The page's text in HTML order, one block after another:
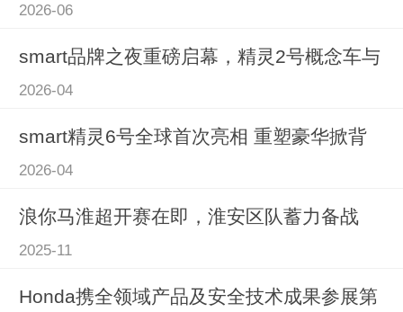
2026-06
smart品牌之夜重磅启幕，精灵2号概念车与
2026-04
smart精灵6号全球首次亮相 重塑豪华掀背
2026-04
浪你马淮超开赛在即，淮安区队蓄力备战
2025-11
Honda携全领域产品及安全技术成果参展第